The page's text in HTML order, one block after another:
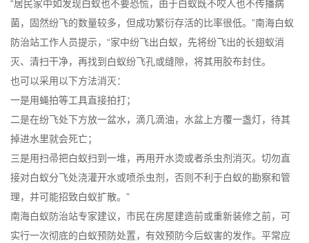
“居民家中如发现白蚁也不要恐慌，由于白蚁既不咬人也不传播病
菌，固然纷飞的数量较多，但成功繁衍存活的比率很低。”南海白蚁
防治站工作人员提示，“家中纷飞出白蚁，先将纷飞出的长翅蚁消
灭、清扫干净，再找到白蚁纷飞孔或缝隙，将其用胶布封住。
也可以采用以下方法消灭：
一是用蝇拍等工具直接拍打；
二是在纷飞处下方放一盆水，滴几滴油，水盆上方覆一盏灯，待其
掉进水里就会死亡；
三是用扫帚把白蚁扫到一堆，再用开水烫或者杀虫剂消灭。切勿直
接对白蚁分飞处浇灌开水或喷杀虫剂，否则不利于白蚁的勘察和管
理，并可能招致白蚁扩散。”
南海白蚁防治站专家建议，市民在房屋建造前或重新装修之前，可
实行一次彻底的白蚁预防处置，有效预防今后蚁害的发作。平常应